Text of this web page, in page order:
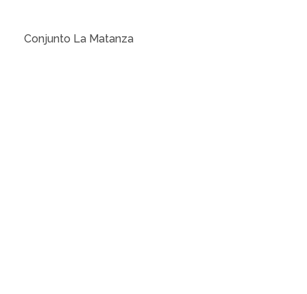
Conjunto La Matanza